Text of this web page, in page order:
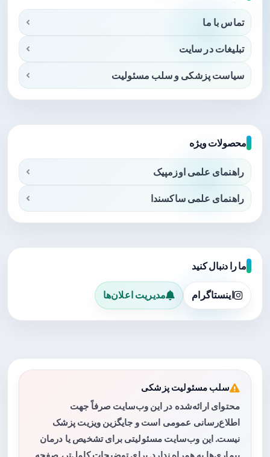
تماس با ما
تبلیغات در سایت
سیاست پزشکی و سلب مسئولیت
محصولات ویژه
راهنمای علمی اوزمپیک
راهنمای علمی ساکسندا
ما را دنبال کنید
اینستاگرام مدیریت اعلان‌ها
سلب مسئولیت پزشکی
محتوای ارائه‌شده در این وب‌سایت صرفاً جهت
اطلاع‌رسانی عمومی است و جایگزین ویزیت پزشک
نیست. این وب‌سایت مسئولیتی برای تشخیص یا درمان